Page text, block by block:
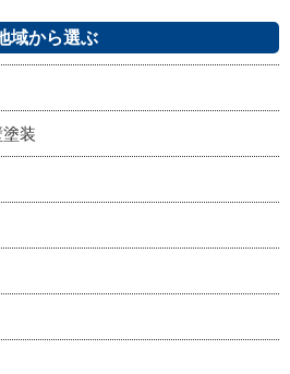
域から選ぶ
装